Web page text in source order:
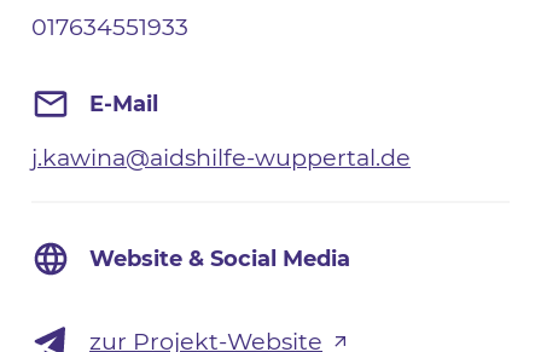
017634551933
E-Mail
j.kawina@aidshilfe-wuppertal.de
Website & Social Media
zur Projekt-Website